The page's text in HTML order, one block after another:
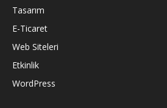
Tasarım
E-Ticaret
Web Siteleri
Etkinlik
WordPress